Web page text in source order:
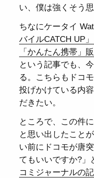
い、僕は強くそう思
ちなにケータイ
バイルCATCH UP
「かんたん携帯」
という記事でも、
る。こちらもドコ
投げかけている内
だきたい。
ところで、この件
と思い出したこと
い前にドコモが唐
てもいいですか?」
コミジャーナルの